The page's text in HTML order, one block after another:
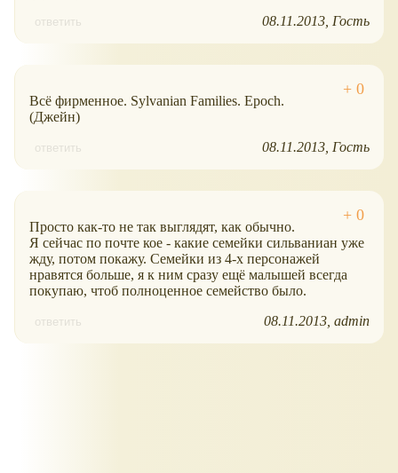
ответить 08.11.2013 Гость
Всё фирменное. Sylvanian Families. Epoch.
(Джейн)
ответить 08.11.2013 Гость
Просто как-то не так выглядят, как обычно.
Я сейчас по почте кое - какие семейки сильваниан уже
жду, потом покажу. Семейки из 4-х персонажей
нравятся больше, я к ним сразу ещё малышей всегда
покупаю, чтоб полноценное семейство было.
ответить 08.11.2013 admin